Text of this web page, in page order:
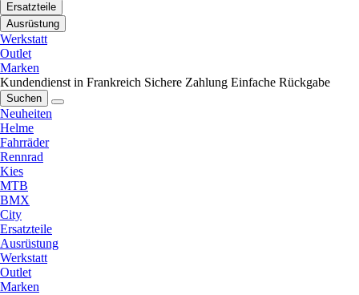
Ersatzteile
Ausrüstung
Werkstatt
Outlet
Marken
Kundendienst in Frankreich Sichere Zahlung Einfache Rückgabe
Suchen
Neuheiten
Helme
Fahrräder
Rennrad
Kies
MTB
BMX
City
Ersatzteile
Ausrüstung
Werkstatt
Outlet
Marken